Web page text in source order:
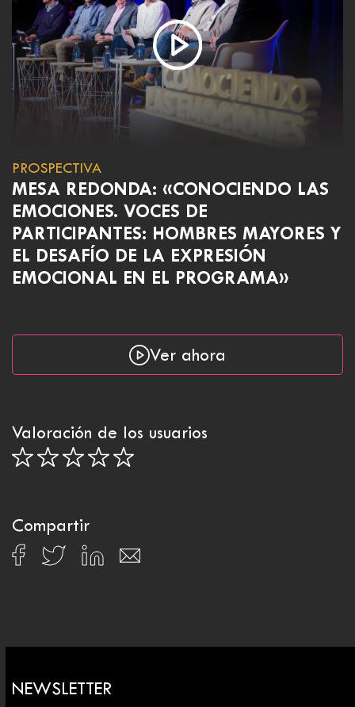
PROSPECTIVA
MESA REDONDA: «CONOCIENDO LAS
EMOCIONES. VOCES DE
PARTICIPANTES: HOMBRES MAYORES Y
EL DESAFÍO DE LA EXPRESIÓN
EMOCIONAL EN EL PROGRAMA»
Ver ahora
Valoración de los usuarios
Compartir
NEWSLETTER